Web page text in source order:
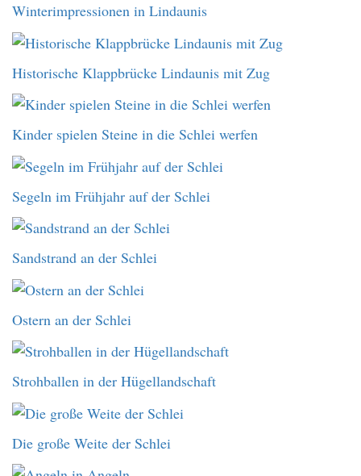
Winterimpressionen in Lindaunis
Historische Klappbrücke Lindaunis mit Zug
Kinder spielen Steine in die Schlei werfen
Segeln im Frühjahr auf der Schlei
Sandstrand an der Schlei
Ostern an der Schlei
Strohballen in der Hügellandschaft
Die große Weite der Schlei